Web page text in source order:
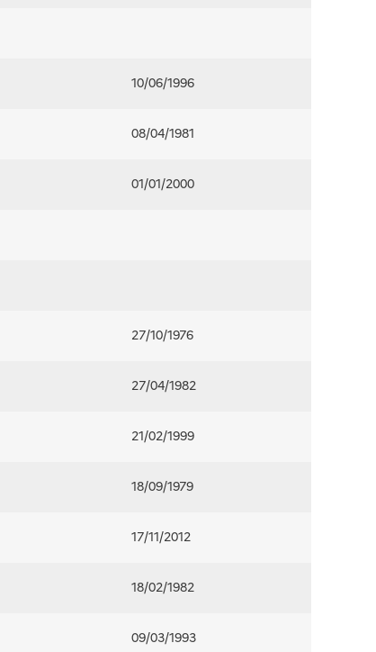
10/06/1996
08/04/1981
01/01/2000
27/10/1976
27/04/1982
21/02/1999
18/09/1979
17/11/2012
18/02/1982
09/03/1993